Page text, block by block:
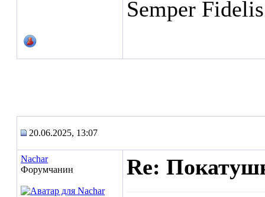
Semper
20.06.2025, 13:07
Nachar
Форумчанин
Re: